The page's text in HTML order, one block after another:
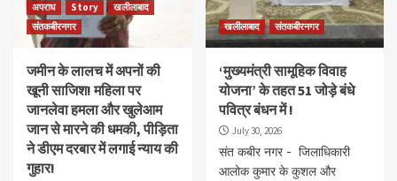
अपराध Story
खलीलाबाद
संतकबीरनगर
जमीन के लालच में अपनों की
खूनी साजिश! महिला पर
जानलेवा हमला और खुलेआम
जान से मारने की धमकी, पीड़िता
ने डीएम दरबार में लगाई न्याय की
गुहार!
खलीलाबाद संतकबीरनगर
‘मुख्यमंत्री सामूहिक विवाह
योजना’ के तहत 51 जोड़े बंधे
पवित्र बंधन में !
July 30, 2026
संत कबीर नगर - जिलाधिकारी
आलोक कुमार के कुशल और